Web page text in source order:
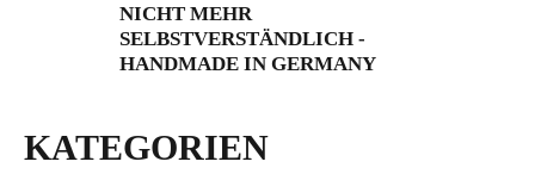
NICHT MEHR
SELBSTVERSTÄNDLICH -
HANDMADE IN GERMANY
KATEGORIEN